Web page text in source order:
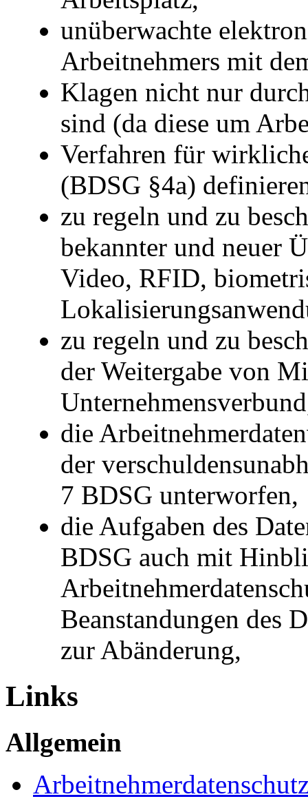
unüberwachte
Arbeitnehmers mit
Klagen nicht nur
sind (da diese um
Verfahren für
(BDSG §4a)
zu regeln und zu
bekannter und neuer
Video, RFID,
zu regeln und zu
der Weitergabe von
die
der
7 BDSG unterworfen,
die Aufgaben des
BDSG auch mit
Beanstandungen des
zur Abänderung,
Links
Allgemein